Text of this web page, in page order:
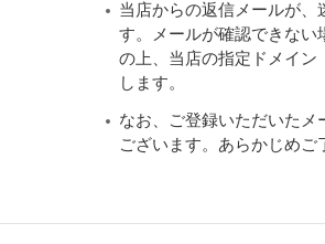
当店からの返信メールが、
す。メールが確認できない
の上、当店の指定ドメイン
します。
なお、ご登録いただいた
ございます。あらかじめご